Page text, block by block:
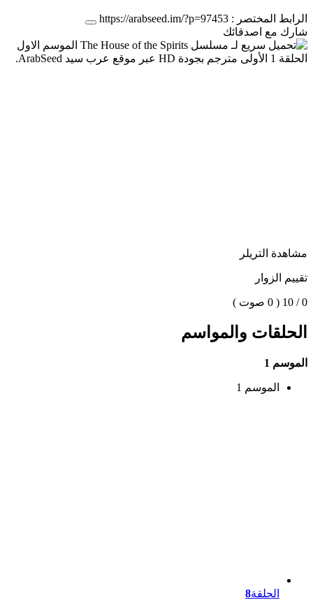
الرابط المختصر : https://arabseed.im/?p=97453
شارك مع اصدقائك
مشاهدة التريلر
تقييم الزوار
0 / 10 ( 0 صوت )
الحلقات والمواسم
الموسم 1
الموسم 1
الحلقة8